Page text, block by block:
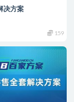
决方案
159